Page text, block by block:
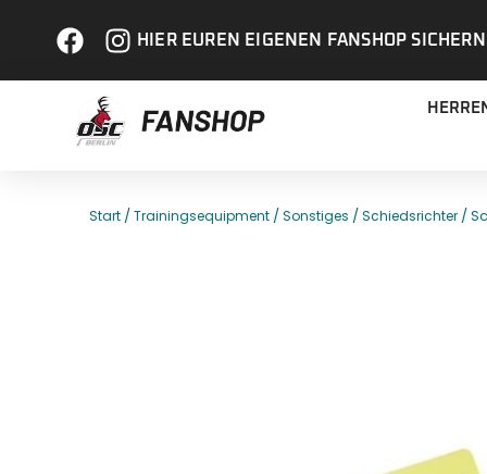
HIER EUREN EIGENEN FANSHOP
Start /Trainingsequipment /Sonstiges /Schiedsrichter /